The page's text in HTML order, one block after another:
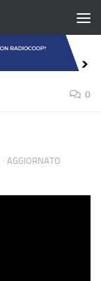
0
· AGGIORNATO